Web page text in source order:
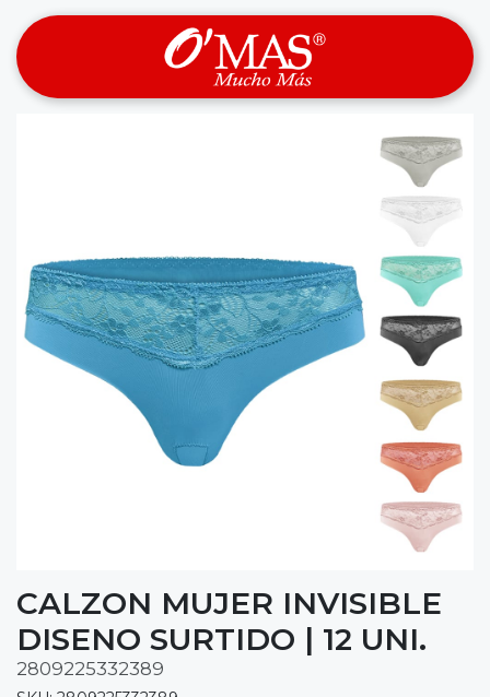
CALZON MUJER INVISIBLE
DISENO SURTIDO | 12 UNI.
2809225332389